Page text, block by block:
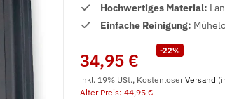
Hochwertiges Material:
Einfache Reinigung:
-22%
34,95 €
inkl. 19% USt., KostenloserVersand
Alter Preis: 44,95 €